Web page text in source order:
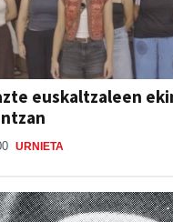
euskaltzaleen
URNIETA